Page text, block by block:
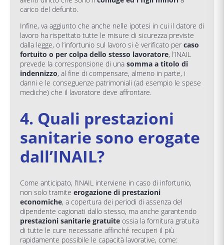
carico del defunto.
Infine, va aggiunto che anche nelle ipotesi in cui il datore di
lavoro ha rispettato tutte le misure di sicurezza previste
dalla legge, o l’infortunio sul lavoro si è verificato per caso
fortuito o per colpa dello stesso lavoratore, l’INAIL
prevede la corresponsione di una somma a titolo di
indennizzo, al fine di compensare, almeno in parte, i
danni e le conseguenze patrimoniali (ad esempio le spese
mediche) che il lavoratore deve affrontare.
4. Quali prestazioni
sanitarie sono erogate
dall’INAIL?
Come anticipato, l’INAIL interviene in caso di infortunio,
non solo tramite erogazione di prestazioni
economiche, a copertura dei periodi di assenza del
dipendente cagionati dallo stesso, ma anche garantendo
prestazioni sanitarie gratuite ossia la fornitura gratuita
di tutte le cure necessarie affinché recuperi il più
rapidamente possibile le capacità lavorative, come: